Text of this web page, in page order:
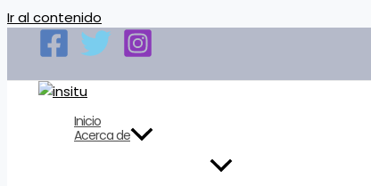
Ir al contenido
Inicio
Acerca de